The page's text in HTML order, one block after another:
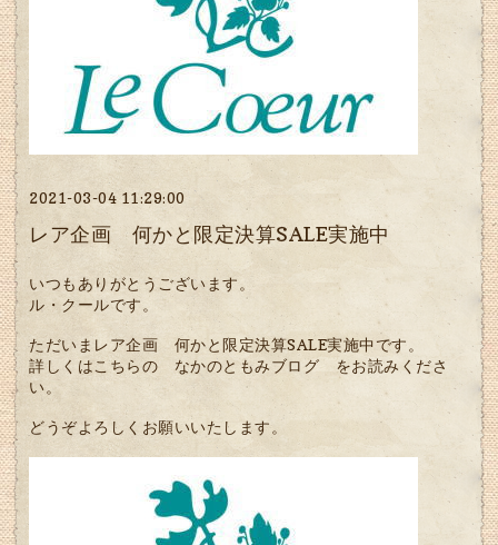
2021-03-04 11:29:00
レア企画 何かと限定決算SALE実施中
いつもありがとうございます。
ル・クールです。
ただいまレア企画 何かと限定決算SALE実施中です。
詳しくはこちらの なかのともみブログ をお読みくださ
い。
どうぞよろしくお願いいたします。